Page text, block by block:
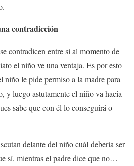
contradicción
contradicen entre sí al momento de
el niño ve una ventaja. Es por esto
niño le pide permiso a la madre para
y luego astutamente el niño va hacia
sabe que con él lo conseguirá o
delante del niño cuál debería ser
sí, mientras el padre dice que no…